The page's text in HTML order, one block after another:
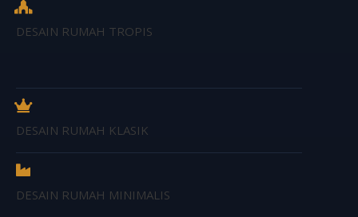
DESAIN RUMAH TROPIS
DESAIN RUMAH KLASIK
DESAIN RUMAH MINIMALIS